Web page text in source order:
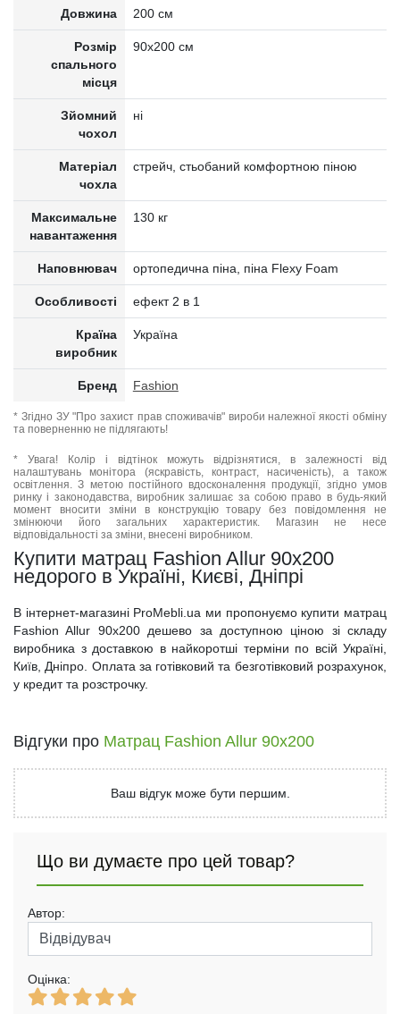
Довжина 200 см
Розмір
спального
місця
90x200 см
Зйомний
чохол
ні
Матеріал
чохла
стрейч, стьобаний комфортною піною
Максимальне
навантаження
130 кг
Наповнювач ортопедична піна, піна Flexy Foam
Особливості ефект 2 в 1
Країна
виробник
Україна
Бренд Fashion
* Згідно ЗУ "Про захист прав споживачів" вироби належної якості обміну
та поверненню не підлягають!
* Увага! Колір і відтінок можуть відрізнятися, в залежності від
налаштувань монітора (яскравість, контраст, насиченість), а також
освітлення. З метою постійного вдосконалення продукції, згідно умов
ринку і законодавства, виробник залишає за собою право в будь-який
момент вносити зміни в конструкцію товару без повідомлення не
змінюючи його загальних характеристик. Магазин не несе
відповідальності за зміни, внесені виробником.
Купити матрац Fashion Allur 90x200
недорого в Україні, Києві, Дніпрі
В інтернет-магазині ProMebli.ua ми пропонуємо купити матрац
Fashion Allur 90x200 дешево за доступною ціною зі складу
виробника з доставкою в найкоротші терміни по всій Україні,
Київ, Дніпро. Оплата за готівковий та безготівковий розрахунок,
у кредит та розстрочку.
Відгуки про Матрац Fashion Allur 90x200
Ваш відгук може бути першим.
Що ви думаєте про цей товар?
Автор:
Оцінка: